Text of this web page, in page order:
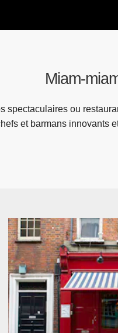
Miam-
spectaculaires ou
et barmans innovants